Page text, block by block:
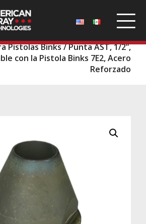
Pistolas Binks/ Punta AST, 1/2”,
con la Pistola Binks 7E2, Acero
Reforzado